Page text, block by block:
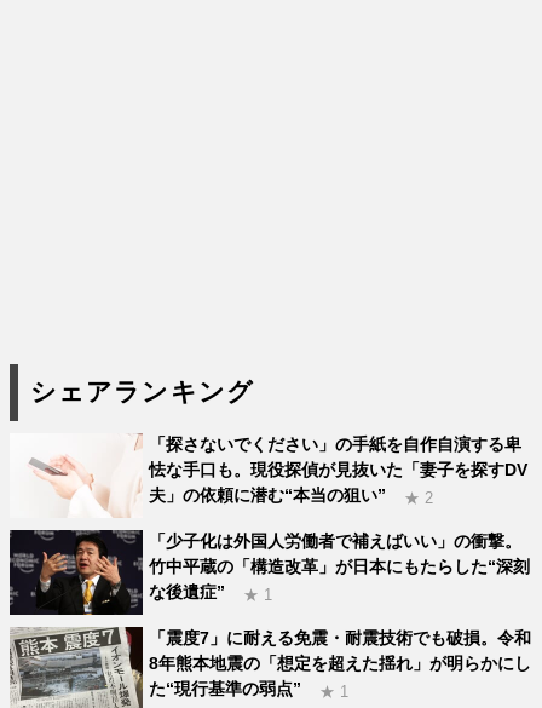
シェアランキング
「探さないでください」の手紙を自作自演する卑
怯な手口も。現役探偵が見抜いた「妻子を探すDV
夫」の依頼に潜む“本当の狙い”
★ 2
「少子化は外国人労働者で補えばいい」の衝撃。
竹中平蔵の「構造改革」が日本にもたらした“深刻
な後遺症”
★ 1
「震度7」に耐える免震・耐震技術でも破損。令和
8年熊本地震の「想定を超えた揺れ」が明らかにし
た“現行基準の弱点”
★ 1